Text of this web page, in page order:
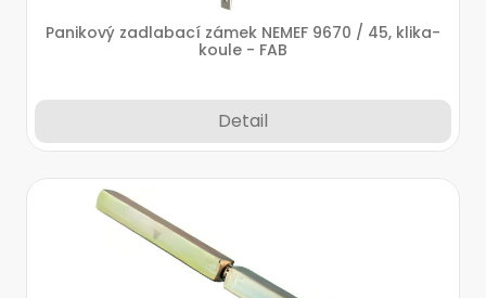
Panikový zadlabací zámek NEMEF 9670 / 45, klika-
koule - FAB
Detail